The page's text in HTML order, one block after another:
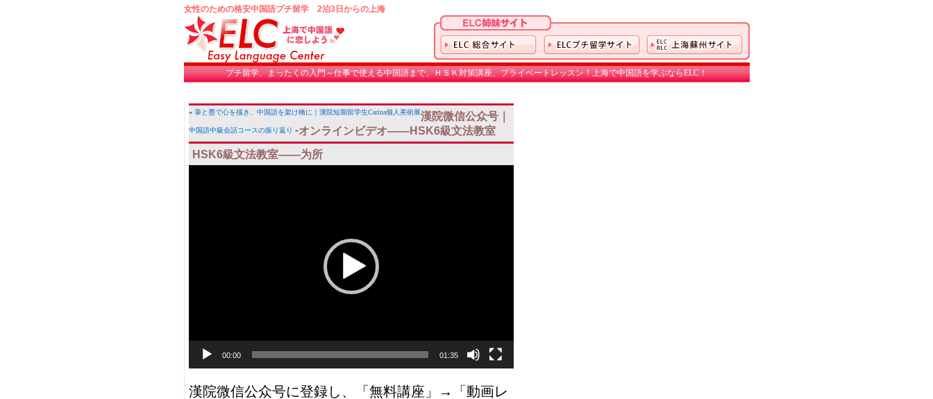
女性のための格安中国語プチ留学 2泊3日からの上海
プチ留学、まったくの入門～仕事で使える中国語まで、ＨＳＫ対策講座、プライベートレッスン！上海で中国語を学ぶならELC！
« 筆と墨で心を描き、中国語を架け橋に｜漢院短期留学生Carina個人美術展
中国語中級会話コースの振り返り »
漢院微信公众号｜
オンラインビデオ——HSK6級文法教室
HSK6級文法教室——为所
00:00 01:35
漢院微信公众号に登録し、「無料講座」→「動画レ